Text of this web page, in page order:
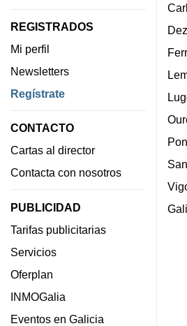
REGISTRADOS
Mi perfil
Newsletters
Regístrate
CONTACTO
Cartas al director
Contacta con nosotros
PUBLICIDAD
Tarifas publicitarias
Servicios
Oferplan
INMOGalia
Eventos en Galicia